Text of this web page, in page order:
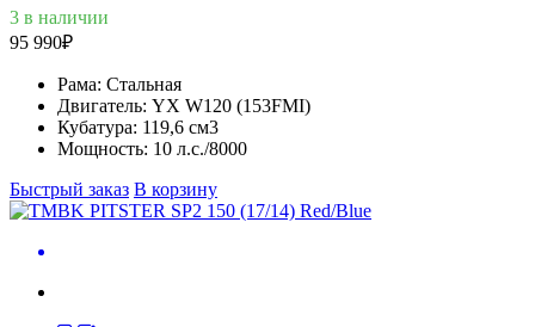
3 в наличии
95 990₽
Рама: Стальная
Двигатель: YX W120 (153FMI)
Кубатура: 119,6 см3
Мощность: 10 л.с./8000
Быстрый заказ В корзину